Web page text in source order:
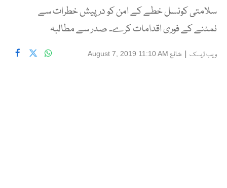
سلامتی کونسل خطے کے امن کو درپیش خطرات سے
نمٹنے کے فوری اقدامات کرے۔ صدر سے مطالبہ
ویب ڈیسک | شائع August 7, 2019 11:10 AM